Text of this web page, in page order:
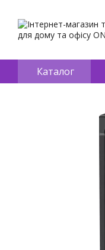
Каталог